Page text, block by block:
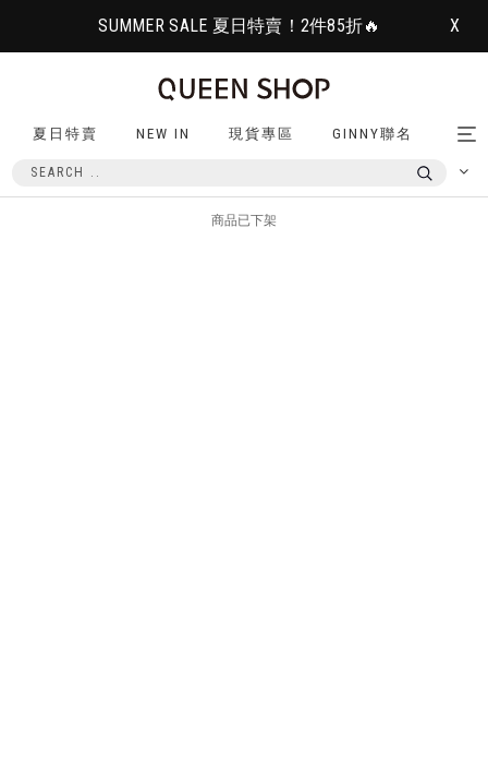
SUMMER SALE 夏日特賣！2件85折🔥 X
夏日特賣 NEW IN 現貨專區 GINNY聯名
商品已下架